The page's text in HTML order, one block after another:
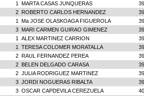
1 MARTA CASAS JUNQUERAS
2 ROBERTO CARLOS HERNANDEZ
1 Ma JOSE OLASKOAGA FIGUEROLA
3 MARI CARMEN GUIRAO GIMENEZ
1 ALEX MARTINEZ CARRION
1 TERESA COLOMER MORATALLA
2 RAUL FERNANDEZ PEREA
2 BELEN DELGADO CARASA
2 JULIA RODRIGUEZ MARTINEZ
3 JORDI NOGUERAS RIBALTA
3 OSCAR CAPDEVILA CEREZUELA